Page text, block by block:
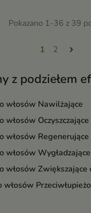
z podziełem
włosów Nawilżające
włosów Oczyszczające
włosów Regenerujące
włosów Wygładzające
włosów Zwiększające
włosów
oraz wspiera
Pokazano 1-36 z 39
1 2 